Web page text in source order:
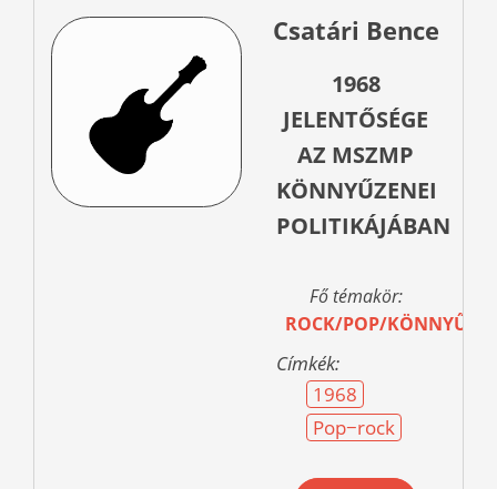
Csatári Bence
1968
JELENTŐSÉGE
AZ MSZMP
KÖNNYŰZENEI
POLITIKÁJÁBAN
Fő témakör:
ROCK/POP/
Címkék:
1968
Pop−rock